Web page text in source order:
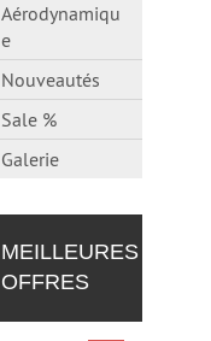
Aérodynamiqu
e
Nouveautés
Sale %
Galerie
MEILLEURES
OFFRES